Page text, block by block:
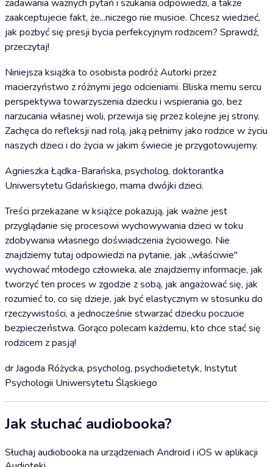
zadawania ważnych pytań i szukania odpowiedzi, a także
zaakceptujecie fakt, że...niczego nie musicie. Chcesz wiedzieć,
jak pozbyć się presji bycia perfekcyjnym rodzicem? Sprawdź,
przeczytaj!
Niniejsza książka to osobista podróż Autorki przez
macierzyństwo z różnymi jego odcieniami. Bliska memu sercu
perspektywa towarzyszenia dziecku i wspierania go, bez
narzucania własnej woli, przewija się przez kolejne jej strony.
Zachęca do refleksji nad rolą, jaką pełnimy jako rodzice w życiu
naszych dzieci i do życia w jakim świecie je przygotowujemy.
Agnieszka Łądka-Barańska, psycholog, doktorantka
Uniwersytetu Gdańskiego, mama dwójki dzieci.
Treści przekazane w książce pokazują, jak ważne jest
przyglądanie się procesowi wychowywania dzieci w toku
zdobywania własnego doświadczenia życiowego. Nie
znajdziemy tutaj odpowiedzi na pytanie, jak „właściwie"
wychować młodego człowieka, ale znajdziemy informacje, jak
tworzyć ten proces w zgodzie z sobą, jak angażować się, jak
rozumieć to, co się dzieje, jak być elastycznym w stosunku do
rzeczywistości, a jednocześnie stwarzać dziecku poczucie
bezpieczeństwa. Gorąco polecam każdemu, kto chce stać się
rodzicem z pasją!
dr Jagoda Różycka, psycholog, psychodietetyk, Instytut
Psychologii Uniwersytetu Śląskiego
Jak słuchać audiobooka?
Słuchaj audiobooka na urządzeniach Android i iOS w aplikacji